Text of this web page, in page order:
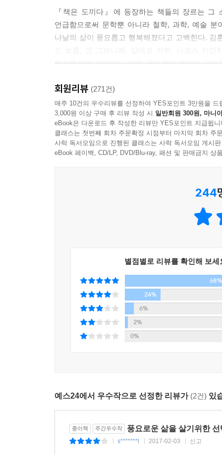
이것도 저것도 그것도 다 느껴봤고, 해봤고, 가
다르지 않을 거라는 생각이 풍요로워질 수 있는
지금 이 순간 내가 마시는 커피가, 듣는 음악이,
관찰하고, 사색하고, 책을 읽으며, 나만의 시선을
많은 훈련을 통해야만 가능하다는 것도.
상태를 모르거든요. 이게 사랑인가? 질투인가?
소한 길을 잃지는 않을 거예요. 남편이 아닌 다른
된 지도처럼 보편적인 인간의 심리를 잔인할 정도
이 아닐까 싶습니다. 물론 좋은 책이어야 합니다.
아까운 글들도 주변에 많이 있습니다. 점수의 삶
합니다. _(7강 ‘삶의 속도를 늦추고 바라보다’ 중에
--- 본문 중에서
『책은 도끼다』에 등장하는 책들의 장르는 그
언급함으로써 문학뿐 아니라 철학, 과학, 예술
나날의 삶이 풍요롭고 행복해졌다고 고백한다.
문장을 따라 읽어가다 보면, 무뎌졌던 우리의 감
“내가 읽은 책들은 나의 도끼였다. 나의 얼어붙
남겼다. 어찌 있겠는가? 한 줄 한 줄 읽을 때마다
“책은 얼어붙은 감수성을 깨는 도끼가 돼야 한다.”
박웅현만의 들여다보기 독법으로 발견해낸
이 책은 2011년 2월부터 그해 6월까지 약 4개월
읽기를 통해 얻은 감동과 새로운 시선이 자신이
부분들, 감동받은 부분들에 밑줄을 긋고, 밑줄
나에게 울림을 준 것을 천천히 들여다보는 일
이야기하며.
“결국 창의성과 아이디어의 바탕이 되는 것은 ‘
들을 마음이 없죠. 그런데 들을 마음이 생겼다면
- 2011년 10월, 출간 즉시 4대 온라인 서점 인문 베
- 2016년 6월, 100쇄 돌파
(박웅현 작가의 또 다른 저서 『여덟 단어』는
회원리뷰 (271건)
매주 10건의 우수리뷰를 선정하여 YES포인트 3만원을 드
3,000원 이상 구매 후 리뷰 작성 시 일반회원 300원, 마니
eBook은 다운로드 후 작성한 리뷰만 YES포인트 지급됩니
클래스는 첫번째 회차 주문확정 시점부터 마지막 회차 주
사락 독서모임으로 진행된 클래스는 사락 독서모임 게시
eBook 페이백, CD/LP, DVD/Blu-ray, 패션 및 판매금지 상
244
별점별로 리뷰를 확인해 보세
68%
24%
6%
2%
0%
예스24에서 우수작으로 선정한 리뷰가 (2건) 있
종이책 주간우수작 풍요로운 삶을 살기위한 선
s*******l 2017-02-03 신고